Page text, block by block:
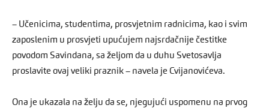
– Učenicima, studentima, prosvjetnim radnicima, kao i svim
zaposlenim u prosvjeti upućujem najsrdačnije čestitke
povodom Savindana, sa željom da u duhu Svetosavlja
proslavite ovaj veliki praznik – navela je Cvijanovićeva.
Ona je ukazala na želju da se, njegujući uspomenu na prvog